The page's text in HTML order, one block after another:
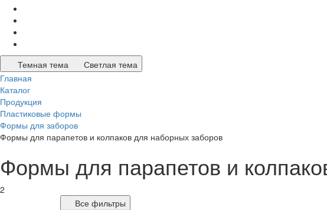
Темная тема
Светлая тема
Главная
Каталог
Продукция
Пластиковые формы
Формы для заборов
Формы для парапетов и колпаков для наборных заборов
Формы для парапетов и
2
Все фильтры